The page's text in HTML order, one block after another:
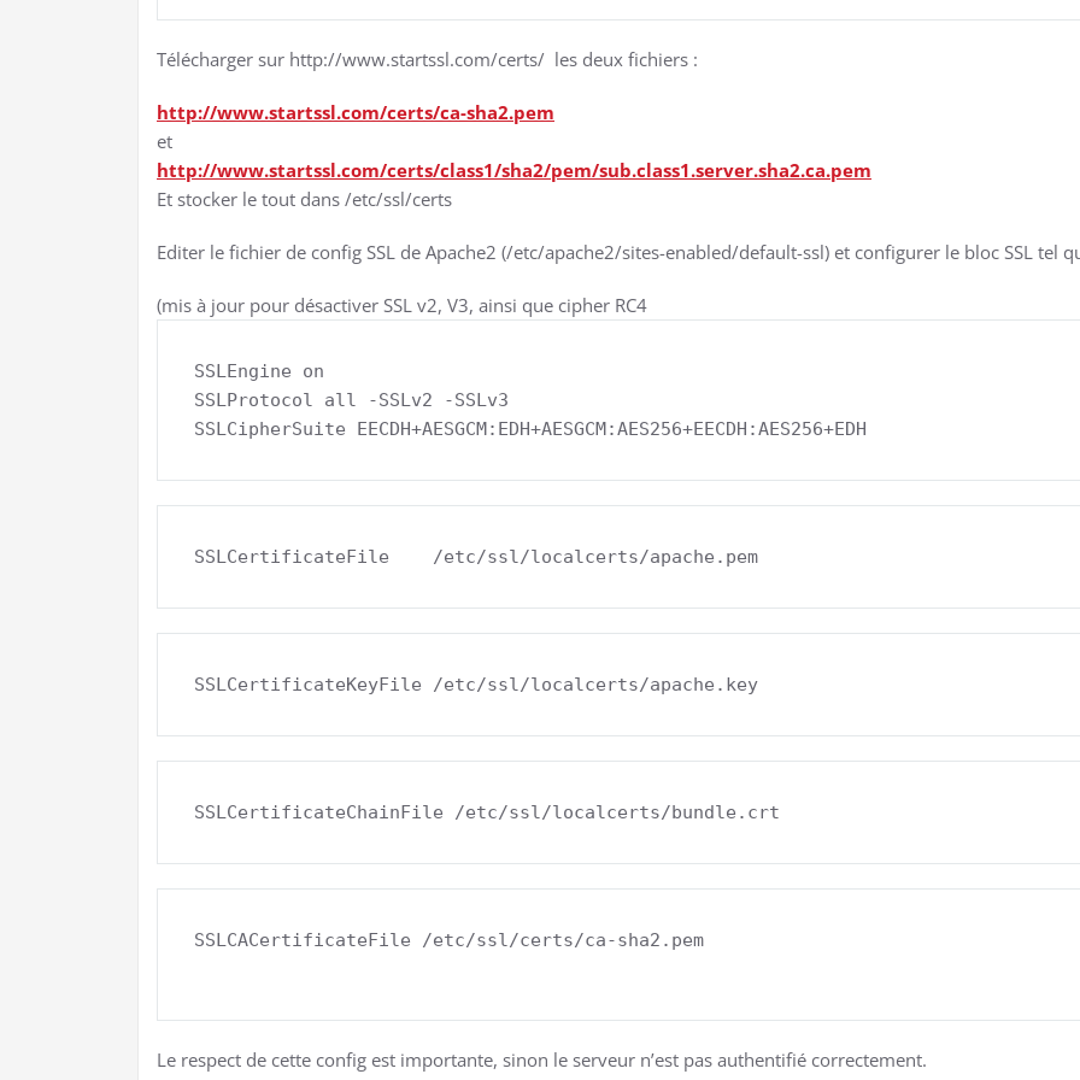
Télécharger sur http://www.startssl.com/certs/ les deux fichiers :
http://www.startssl.com/certs/ca-sha2.pem
et
http://www.startssl.com/certs/class1/sha2/pem/sub.class1.server.sha2.ca.pem
Et stocker le tout dans /etc/ssl/certs
Editer le fichier de config SSL de Apache2 (/etc/apache2/sites-enabled/default-ssl) et configurer le bloc SSL tel
(mis à jour pour désactiver SSL v2, V3, ainsi que cipher RC4
SSLEngine on
SSLProtocol all -SSLv2 -SSLv3
SSLCipherSuite EECDH+AESGCM:EDH+AESGCM:AES256+EECDH:AES256+EDH
SSLCertificateFile    /etc/ssl/localcerts/apache.pem
SSLCACertificateFile /etc/ssl/certs/ca-sha2.pem
Le respect de cette config est importante, sinon le serveur n’est pas authentifié correctement.